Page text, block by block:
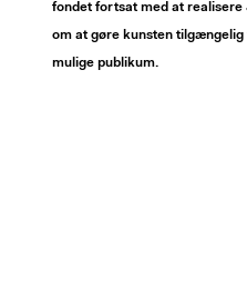
fondet fortsat med at realisere
om at gøre kunsten tilgængelig
mulige publikum.